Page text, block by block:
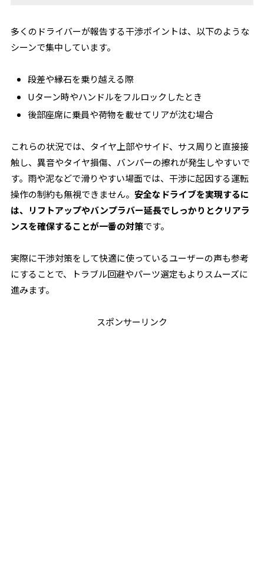
多くのドライバーが報告する干渉ポイントは、以下のような
シーンで集中しています。
段差や縁石を乗り越える際
Uターン時やハンドルをフルロックしたとき
後部座席に乗員や荷物を載せてリアが沈む場合
これらの状況では、タイヤ上部やサイド、サス周りと直接接
触し、異音やタイヤ損傷、バンパーの擦れが発生しやすいで
す。雨や泥などで滑りやすい場面では、干渉に起因する運転
操作の制約も無視できません。安全なドライブを実現するに
は、リフトアップやバンプラバー延長でしっかりとクリアラ
ンスを確保することが一番の対策です。
実際に干渉対策をして快適に使っているユーザーの声も参考
にすることで、トラブル回避やパーツ選定もよりスムーズに
進みます。
スポンサーリンク